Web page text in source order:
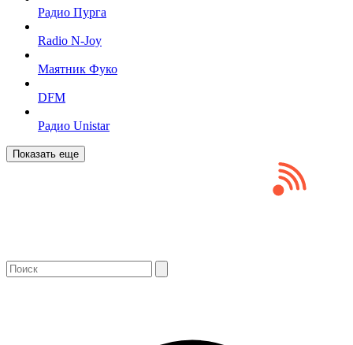
Радио Пурга
Radio N-Joy
Маятник Фуко
DFM
Радио Unistar
Показать еще